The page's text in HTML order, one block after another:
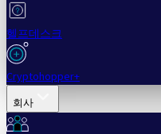
헬프데스크
Cryptohopper+
회사